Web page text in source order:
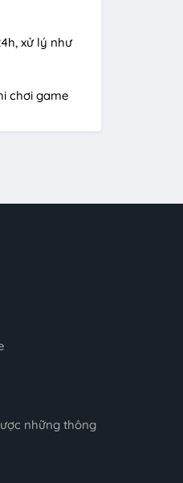
xử lý như
chơi game
những thông